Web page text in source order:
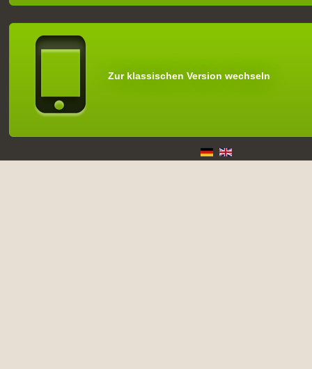
Zur klassischen Version wechseln